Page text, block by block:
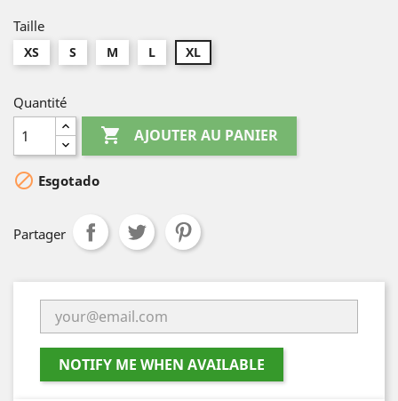
Taille
XS S M L XL
Quantité
 AJOUTER AU PANIER
 Esgotado
Partager
NOTIFY ME WHEN AVAILABLE